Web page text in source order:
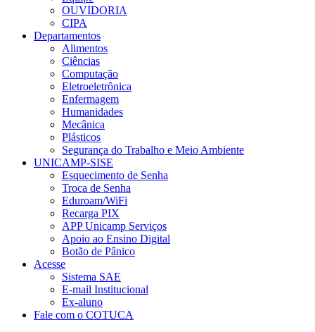
OUVIDORIA
CIPA
Departamentos
Alimentos
Ciências
Computação
Eletroeletrônica
Enfermagem
Humanidades
Mecânica
Plásticos
Segurança do Trabalho e Meio Ambiente
UNICAMP-SISE
Esquecimento de Senha
Troca de Senha
Eduroam/WiFi
Recarga PIX
APP Unicamp Serviços
Apoio ao Ensino Digital
Botão de Pânico
Acesse
Sistema SAE
E-mail Institucional
Ex-aluno
Fale com o COTUCA